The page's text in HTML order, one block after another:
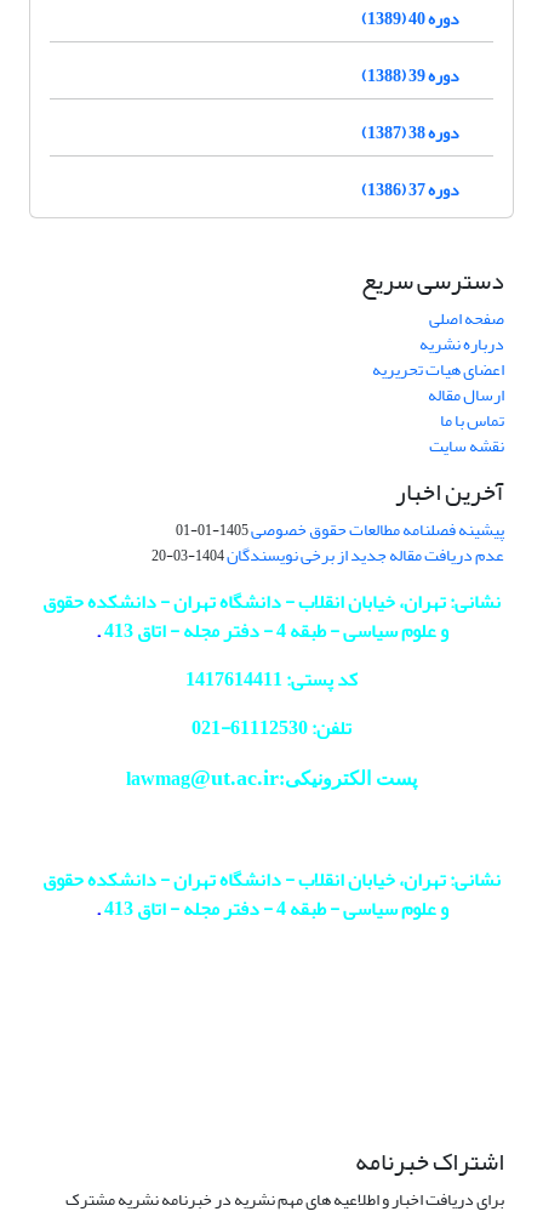
دوره 40 (1389)
دوره 39 (1388)
دوره 38 (1387)
دوره 37 (1386)
دسترسی سریع
صفحه اصلی
درباره نشریه
اعضای هیات تحریریه
ارسال مقاله
تماس با ما
نقشه سایت
آخرین اخبار
پیشینه فصلنامه مطالعات حقوق خصوصی1405-01-01
عدم دریافت مقاله جدید از برخی نویسندگان1404-03-20
نشانی: تهران، خیابان انقلاب - دانشگاه تهران - دانشکده حقوق
و علوم سیاسی - طبقه 4 - دفتر مجله - اتاق 413
.
کد پستی: 1417614411
تلفن: 61112530-
021
پست الکترونیکی:lawmag@ut.ac.ir
نشانی: تهران، خیابان انقلاب - دانشگاه تهران - دانشکده حقوق
و علوم سیاسی - طبقه 4 - دفتر مجله - اتاق 413
.
اشتراک خبرنامه
برای دریافت اخبار و اطلاعیه های مهم نشریه در خبرنامه نشریه مشترک